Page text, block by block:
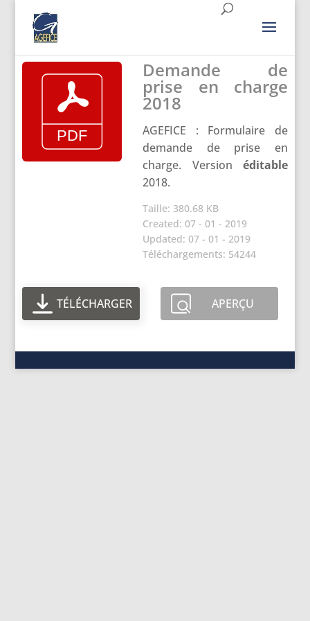
Demande de
prise en charge
2018
AGEFICE : Formulaire de
demande de prise en
charge. Version éditable
2018.
Taille: 380.68 KB
Created: 07 - 01 - 2019
Updated: 07 - 01 - 2019
Téléchargements: 54244
TÉLÉCHARGER APERÇU